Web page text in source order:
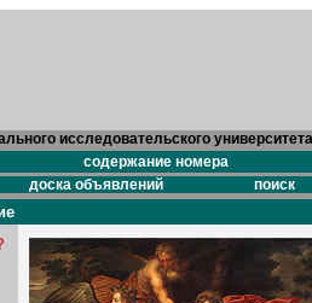
исследовательского
содержание номера
доска объявлений поиск